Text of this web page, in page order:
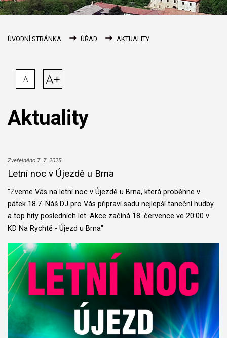
ÚVODNÍ STRÁNKA ÚŘAD AKTUALITY
A A+
Aktuality
Zveřejněno 7. 7. 2025
Letní noc v Újezdě u Brna
"Zveme Vás na letní noc v Újezdě u Brna, která proběhne v
pátek 18.7. Náš DJ pro Vás připraví sadu nejlepší taneční hudby
a top hity posledních let. Akce začíná 18. července ve 20:00 v
KD Na Rychtě - Újezd u Brna"